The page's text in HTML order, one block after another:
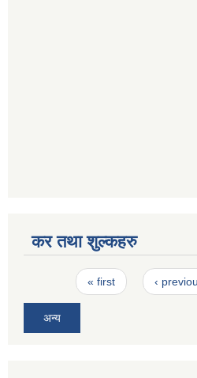
कर तथा शुल्कहरु
Pages« first ‹
अन्य